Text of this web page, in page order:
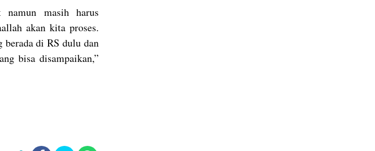
namun masih harus
akan kita proses.
berada di RS dulu dan
bisa disampaikan,”